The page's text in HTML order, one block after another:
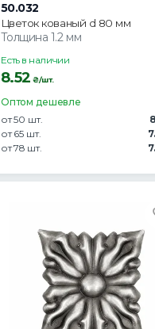
50.032
Цветок кованый d 80 мм
Толщина 1.2 мм
Есть в наличии
8.52 ₴/шт.
Оптом дешевле
от 50 шт.
от 65 шт.
от 78 шт.